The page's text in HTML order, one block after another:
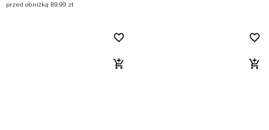
przed obniżką 89,99 zł